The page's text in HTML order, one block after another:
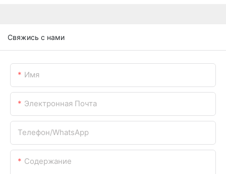
Свяжись с нами
Имя
Электронная Почта
Телефон/WhatsApp
Содержание